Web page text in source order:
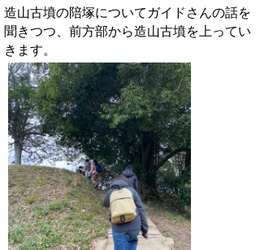
造山古墳の陪塚についてガイドさんの話を
聞きつつ、前方部から造山古墳を上ってい
きます。